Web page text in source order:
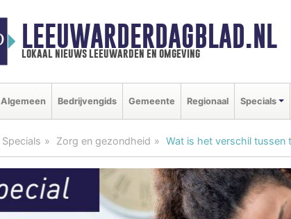
LEEUWARDERDAGBLAD.NL
lokaal nieuws leeuwarden en omgeving
Algemeen Bedrijvengids Gemeente Regionaal Specials
Specials Zorg en gezondheid Wat is het verschil tussen